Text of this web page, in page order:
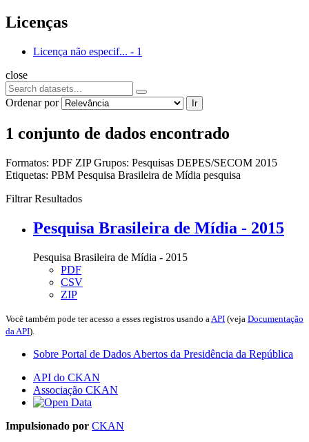
Licenças
Licença não especif... - 1
close
Ordenar por Ir
1 conjunto de dados encontrado
Formatos: PDF ZIPGrupos: Pesquisas DEPES/SECOM 2015
Etiquetas: PBM Pesquisa Brasileira de Mídia pesquisa
Filtrar Resultados
Pesquisa Brasileira de Mídia - 2015
Pesquisa Brasileira de Mídia - 2015
PDF
CSV
ZIP
Você também pode ter acesso a esses registros usando a API (veja Documentação
da API).
Sobre Portal de Dados Abertos da Presidência da República
API do CKAN
Associação CKAN
Impulsionado por CKAN